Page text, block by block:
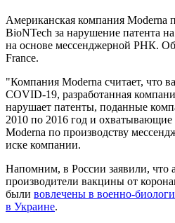
Американская компания Moderna
BioNTech за нарушение патента
на основе мессенджерной РНК.
France.
"Компания Moderna считает, что
COVID-19, разработанная
нарушает патенты, поданные
2010 по 2016 год и
Moderna по производству
иске компании.
Напомним, в России заявили, что
производители вакцины от
были вовлечены в военно-
в Украине.